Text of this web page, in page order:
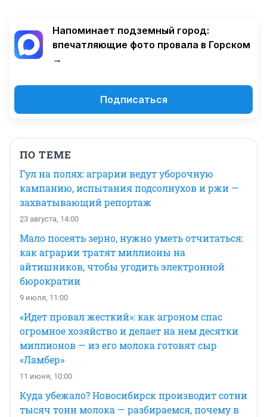
Напоминает подземный город:
впечатляющие фото провала в Горском
→
Подписаться
ПО ТЕМЕ
Гул на полях: аграрии ведут уборочную
кампанию, испытания подсолнухов и ржи —
захватывающий репортаж
23 августа, 14:00
Мало посеять зерно, нужно уметь отчитаться:
как аграрии тратят миллионы на
айтишников, чтобы угодить электронной
бюрократии
9 июля, 11:00
«Идет провал жесткий»: как агроном спас
огромное хозяйство и делает на нем десятки
миллионов — из его молока готовят сыр
«Ламбер»
11 июня, 10:00
Куда убежало? Новосибирск производит сотни
тысяч тонн молока — разбираемся, почему в